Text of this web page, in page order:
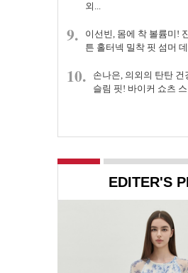
외...
9.
이선빈, 몸에 착 볼륨미!
튼 홀터넥 밀착 핏 섬머
10.
손나은, 의외의 탄탄 건
슬림 핏! 바이커 쇼츠
EDITER'S